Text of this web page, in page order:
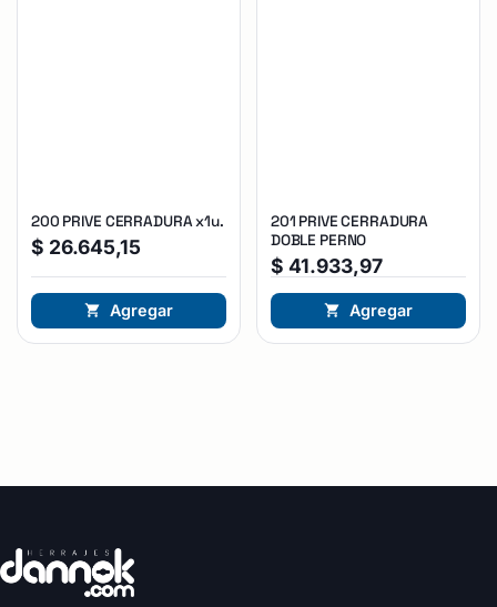
200 PRIVE CERRADURA x1u.
$ 26.645,15
Agregar
201 PRIVE CERRADURA
DOBLE PERNO
$ 41.933,97
Agregar